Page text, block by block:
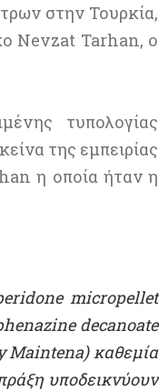
στην Τουρκία,
Nevzat Tarhan, ο
τυπολογίας
της εμπειρίας
η οποία ήταν η
micropellet
decanoate
καθεμία
υποδεικνύουν